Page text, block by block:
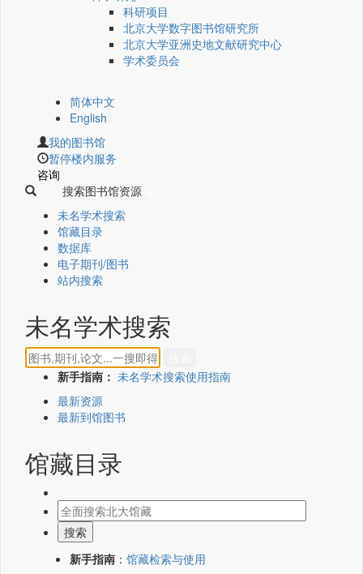
科研项目
北京大学数字图书馆研究所
北京大学亚洲史地文献研究中心
学术委员会
简体中文
English
我的图书馆
暂停楼内服务
咨询
搜索图书馆资源
未名学术搜索
馆藏目录
数据库
电子期刊/图书
站内搜索
未名学术搜索
新手指南： 未名学术搜索使用指南
最新资源
最新到馆图书
馆藏目录
新手指南 ： 馆藏检索与使用